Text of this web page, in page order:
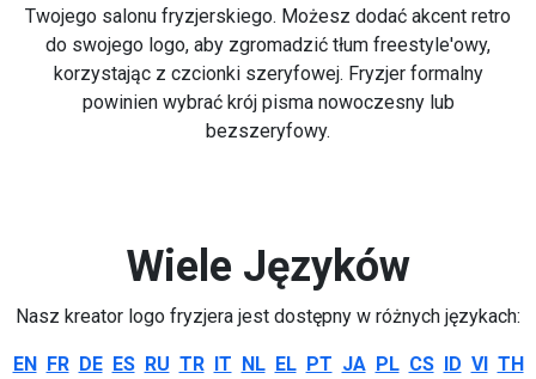
Twojego salonu fryzjerskiego. Możesz dodać akcent retro
do swojego logo, aby zgromadzić tłum freestyle'owy,
korzystając z czcionki szeryfowej. Fryzjer formalny
powinien wybrać krój pisma nowoczesny lub
bezszeryfowy.
Wiele Języków
Nasz kreator logo fryzjera jest dostępny w różnych językach:
EN FR DE ES RU TR IT NL EL PT JA PL CS ID VI TH